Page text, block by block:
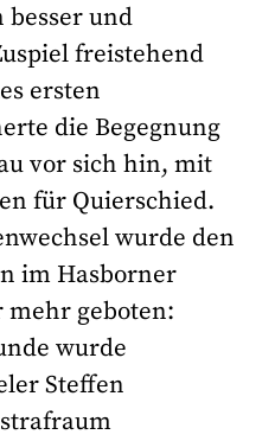
besser und
freistehend
ersten
die Begegnung
vor sich hin, mit
für Quierschied.
wurde den
im Hasborner
mehr geboten:
wurde
Steffen